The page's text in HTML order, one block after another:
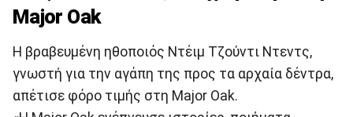
Major Oak
Η βραβευμένη ηθοποιός Ντέιμ Τζούντι Ντεντς,
γνωστή για την αγάπη της προς τα αρχαία δέντρα,
απέτισε φόρο τιμής στη Major Oak.